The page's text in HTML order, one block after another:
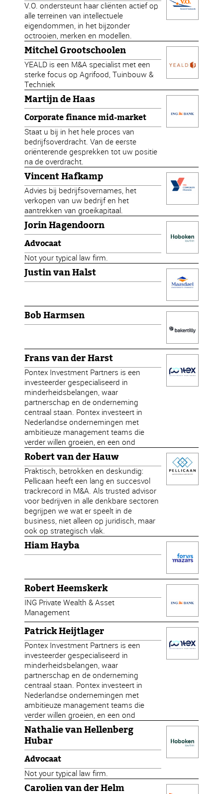
V.O. ondersteunt haar cliënten actief op
alle terreinen van intellectuele
eigendommen, in het bijzonder
octrooien, merken en modellen.
Mitchel Grootschoolen
YEALD is een M&A specialist met een
sterke focus op Agrifood, Tuinbouw &
Techniek
Martijn de Haas
Corporate finance mid-market
Staat u bij in het hele proces van
bedrijfsoverdracht. Van de eerste
oriënterende gesprekken tot uw positie
na de overdracht.
Vincent Hafkamp
Advies bij bedrijfsovernames, het
verkopen van uw bedrijf en het
aantrekken van groeikapitaal.
Jorin Hagendoorn
Advocaat
Not your typical law firm.
Justin van Halst
Bob Harmsen
Frans van der Harst
Pontex Investment Partners is een
investeerder gespecialiseerd in
minderheidsbelangen, waar
partnerschap en de onderneming
centraal staan. Pontex investeert in
Nederlandse ondernemingen met
ambitieuze management teams die
verder willen groeien, en een ond
Robert van der Hauw
Praktisch, betrokken en deskundig:
Pellicaan heeft een lang en succesvol
trackrecord in M&A. Als trusted advisor
voor bedrijven in alle denkbare sectoren
begrijpen we wat er speelt in de
business, niet alleen op juridisch, maar
ook op strategisch vlak.
Hiam Hayba
Robert Heemskerk
ING Private Wealth & Asset
Management
Patrick Heijtlager
Pontex Investment Partners is een
investeerder gespecialiseerd in
minderheidsbelangen, waar
partnerschap en de onderneming
centraal staan. Pontex investeert in
Nederlandse ondernemingen met
ambitieuze management teams die
verder willen groeien, en een ond
Nathalie van Hellenberg
Hubar
Advocaat
Not your typical law firm.
Carolien van der Helm